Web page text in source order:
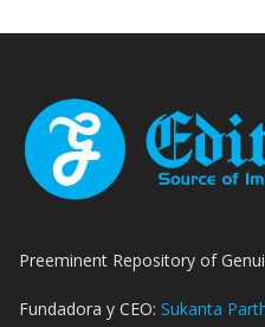
Preeminent Repository of
Fundadora y CEO: Sukanta